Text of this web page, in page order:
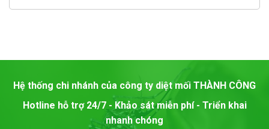
Hệ thống chi nhánh của công ty diệt mối THÀNH CÔNG
Hotline hỗ trợ 24/7 - Khảo sát miễn phí - Triển khai
nhanh chóng